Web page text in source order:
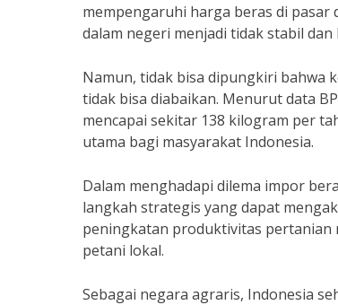
mempengaruhi harga beras di pasar
dalam negeri menjadi tidak stabil
Namun, tidak bisa dipungkiri bahwa
tidak bisa diabaikan. Menurut data
mencapai sekitar 138 kilogram per
utama bagi masyarakat Indonesia.
Dalam menghadapi dilema impor
langkah strategis yang dapat
peningkatan produktivitas pertanian
petani lokal.
Sebagai negara agraris, Indonesia